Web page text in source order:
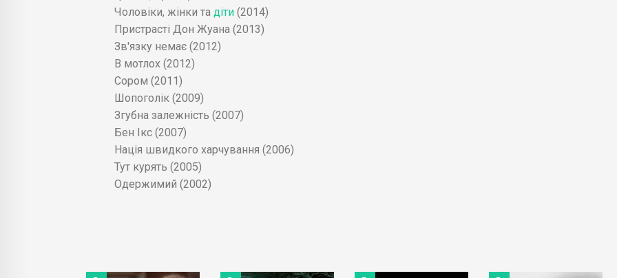
Бен Икс (2007) — Иностранный трейлер [HD] - Трейлер ТВ
Fast Food Nation [2006] Official Trailer - Recorded Picture Company
Чоловіки, жінки тадіти (2014)
Пристрасті Дон Жуана (2013)
Зв'язку немає (2012)
В мотлох (2012)
Сором (2011)
Шопоголік (2009)
Згубна залежність (2007)
Бен Ікс (2007)
Нація швидкого харчування (2006)
Тут курять (2005)
Одержимий (2002)